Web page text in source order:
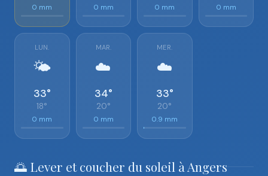
0 mm 0 mm 0 mm 0 mm
LUN.
🌤️
33°
18°
0 mm
MAR.
☁️
34°
20°
0 mm
MER.
☁️
33°
20°
0.9 mm
🌅 Lever et coucher du soleil à Angers